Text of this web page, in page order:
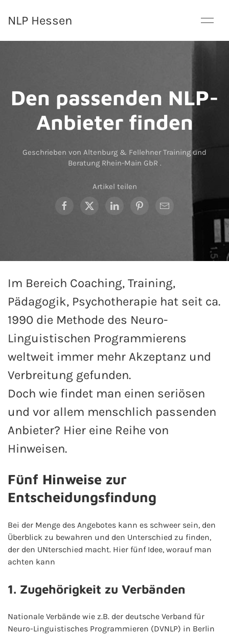
NLP Hessen
Den passenden NLP-
Anbieter finden
Geschrieben von Altenburg & Fellehner Training und
Beratung Rhein-Main GbR .
Artikel teilen
Im Bereich Coaching, Training,
Pädagogik, Psychotherapie hat seit ca.
1990 die Methode des Neuro-
Linguistischen Programmierens
weltweit immer mehr Akzeptanz und
Verbreitung gefunden.
Doch wie findet man einen seriösen
und vor allem menschlich passenden
Anbieter? Hier eine Reihe von
Hinweisen.
Fünf Hinweise zur
Entscheidungsfindung
Bei der Menge des Angebotes kann es schweer sein, den
Überblick zu bewahren und den Unterschied zu finden,
der den UNterschied macht. Hier fünf Idee, worauf man
achten kann
1. Zugehörigkeit zu Verbänden
Nationale Verbände wie z.B. der deutsche Verband für
Neuro-Linguistisches Programmieren (DVNLP) in Berlin